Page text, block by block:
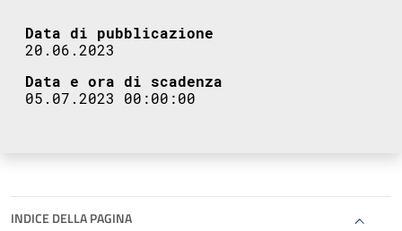
Data di pubblicazione
20.06.2023
Data e ora di scadenza
05.07.2023 00:00:00
INDICE DELLA PAGINA